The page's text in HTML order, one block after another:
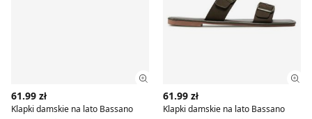
Zobacz szczegóły produktu
61.99 zł
Klapki damskie na lato Bassano
61.99 zł
Klapki damskie na lato Bassano